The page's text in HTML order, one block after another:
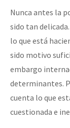
Nunca antes la
sido tan
lo que está
sido motivo
embargo
determinantes.
cuenta lo que
cuestionada e